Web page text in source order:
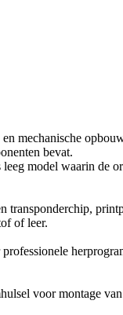
mechanische
bevat.
model waarin de
transponderchip,
of leer.
voor montage